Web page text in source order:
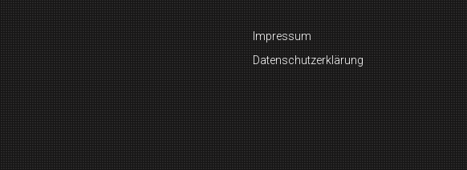
Impressum
Datenschutzerklärung